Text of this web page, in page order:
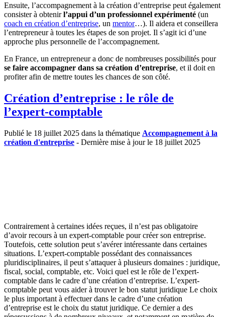
Ensuite, l’accompagnement à la création d’entreprise peut également
consister à obtenirl’appui d’un professionnel expérimenté (un
coach en création d’entreprise, un mentor…). Il aidera et conseillera
l’entrepreneur à toutes les étapes de son projet. Il s’agit ici d’une
approche plus personnelle de l’accompagnement.
En France, un entrepreneur a donc de nombreuses possibilités pour
se faire accompagner dans sa création d’entreprise, et il doit en
profiter afin de mettre toutes les chances de son côté.
Création d’entreprise : le rôle de
l’expert-comptable
Publié le 18 juillet 2025 dans la thématique Accompagnement à la
création d'entreprise - Dernière mise à jour le 18 juillet 2025
Contrairement à certaines idées reçues, il n’est pas obligatoire
d’avoir recours à un expert-comptable pour créer son entreprise.
Toutefois, cette solution peut s’avérer intéressante dans certaines
situations. L’expert-comptable possédant des connaissances
pluridisciplinaires, il peut s’attaquer à plusieurs domaines : juridique,
fiscal, social, comptable, etc. Voici quel est le rôle de l’expert-
comptable dans le cadre d’une création d’entreprise. L’expert-
comptable peut vous aider à trouver le bon statut juridique Le choix
le plus important à effectuer dans le cadre d’une création
d’entreprise est le choix du statut juridique. Ce dernier a des